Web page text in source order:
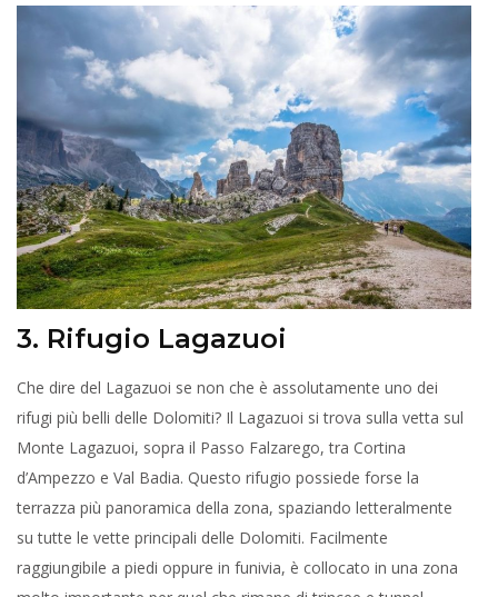
3. Rifugio Lagazuoi
Che dire del Lagazuoi se non che è assolutamente uno dei
rifugi più belli delle Dolomiti? Il Lagazuoi si trova sulla vetta sul
Monte Lagazuoi, sopra il Passo Falzarego, tra Cortina
d’Ampezzo e Val Badia. Questo rifugio possiede forse la
terrazza più panoramica della zona, spaziando letteralmente
su tutte le vette principali delle Dolomiti. Facilmente
raggiungibile a piedi oppure in funivia, è collocato in una zona